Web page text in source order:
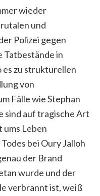
wieder
und
Polizei gegen
Tatbestände in
es zu strukturellen
von
Fälle wie Stephan
sind auf tragische Art
ums Leben
bei Oury Jalloh
der Brand
wurde und der
verbrannt ist, weiß